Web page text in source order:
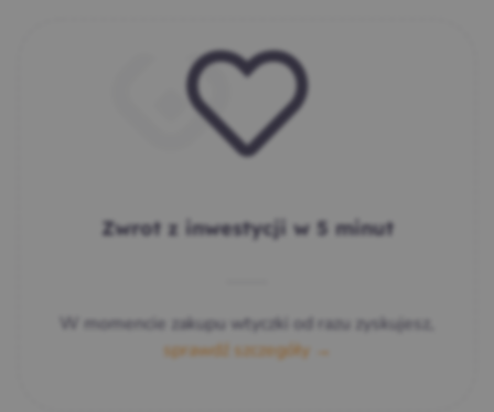
Zwrot z inwestycji w 5 minut
W momencie zakupu wtyczki od razu zyskujesz,
sprawdź szczegóły →